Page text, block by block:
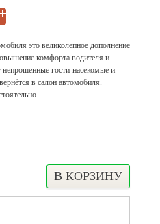
это великолепное дополнение
комфорта водителя и
гости-насекомые и
в салон автомобиля.